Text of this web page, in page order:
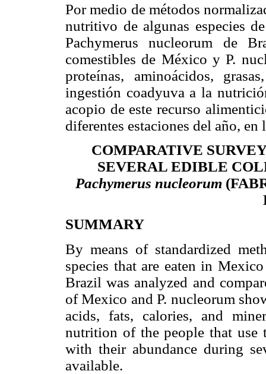
Por medio de métodos
nutritivo de algunas especies
Pachymerus nucleorum de
comestibles de México y P.
proteínas, aminoácidos,
ingestión coadyuva a la
acopio de este recurso
diferentes estaciones del año, en
COMPARATIVE
SEVERAL EDIBLE
Pachymerus nucleorum
SUMMARY
By means of standardized
species that are eaten in
Brazil was analyzed and
of Mexico and P. nucleorum
acids, fats, calories, and
nutrition of the people that use
with their abundance during
available.